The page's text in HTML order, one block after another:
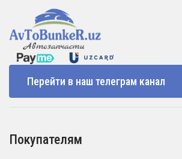
Перейти в наш телеграм канал
Покупателям